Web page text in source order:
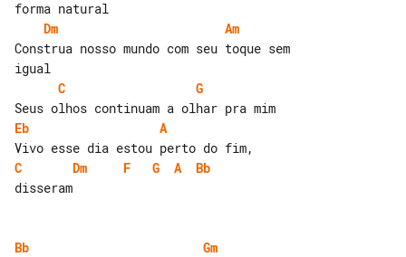
Dm
Am
Construa nosso mundo com seu toque sem
C
G
Eb
A
C
Dm F G A
Bb
disseram
Bb
Gm